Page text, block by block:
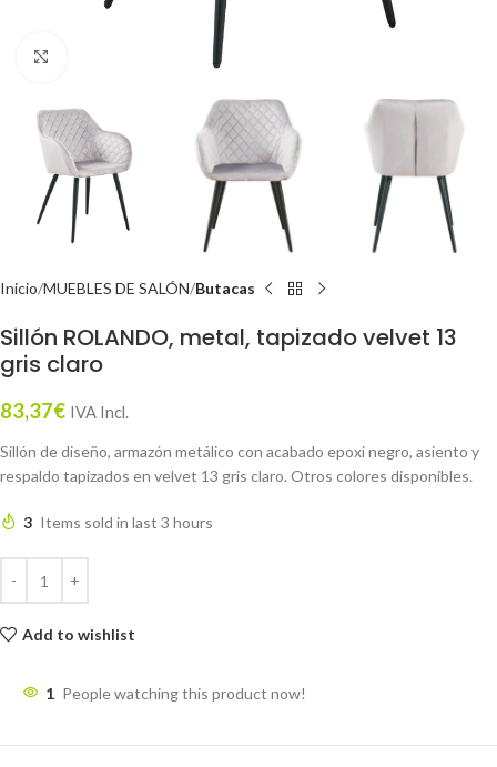
Inicio MUEBLES DE SALÓN Butacas
Sillón ROLANDO, metal, tapizado velvet 13
gris claro
83,37€ IVA Incl.
Sillón de diseño, armazón metálico con acabado epoxi negro, asiento y
respaldo tapizados en velvet 13 gris claro. Otros colores disponibles.
3 Items sold in last 3 hours
Add to wishlist
1 People watching this product now!